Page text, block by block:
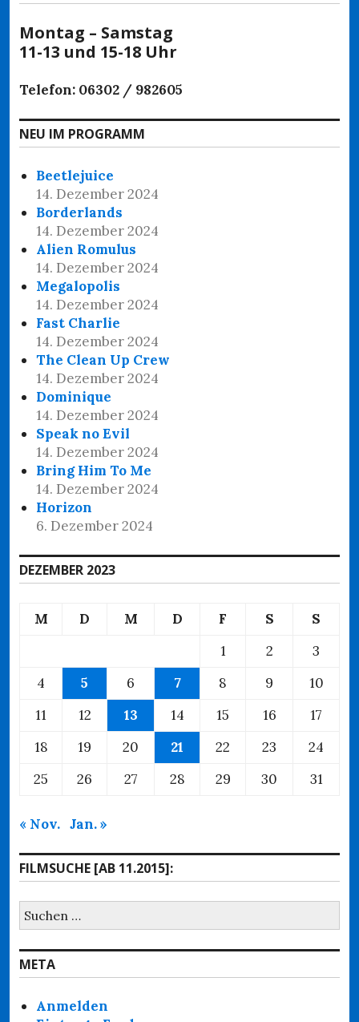
Montag – Samstag
11-13 und 15-18 Uhr
Telefon: 06302 / 982605
NEU IM PROGRAMM
Beetlejuice
14. Dezember 2024
Borderlands
14. Dezember 2024
Alien Romulus
14. Dezember 2024
Megalopolis
14. Dezember 2024
Fast Charlie
14. Dezember 2024
The Clean Up Crew
14. Dezember 2024
Dominique
14. Dezember 2024
Speak no Evil
14. Dezember 2024
Bring Him To Me
14. Dezember 2024
Horizon
6. Dezember 2024
DEZEMBER 2023
M D M D F S
S
1
2
3
4
5 6 7 8 9
10
11
12 13 14 15 16
17
18
19 20 21 22 23
24
25
26 27 28 29 30 31
« Nov. Jan. »
FILMSUCHE [AB 11.2015]:
Suchen
nach:
META
Anmelden